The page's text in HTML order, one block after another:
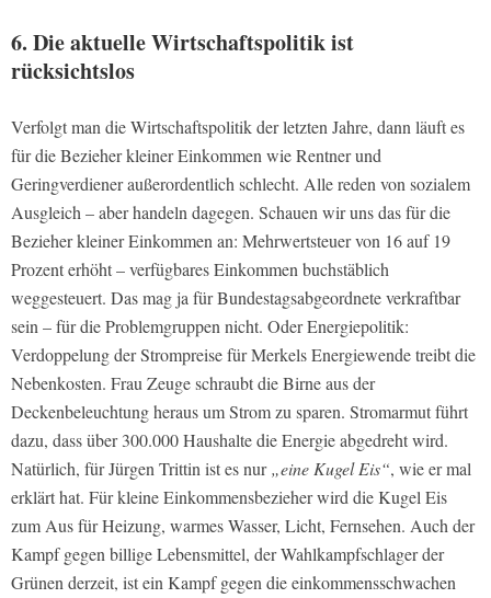
6. Die aktuelle Wirtschaftspolitik ist
rücksichtslos
Verfolgt man die Wirtschaftspolitik der letzten Jahre, dann läuft es
für die Bezieher kleiner Einkommen wie Rentner und
Geringverdiener außerordentlich schlecht. Alle reden von sozialem
Ausgleich – aber handeln dagegen. Schauen wir uns das für die
Bezieher kleiner Einkommen an: Mehrwertsteuer von 16 auf 19
Prozent erhöht – verfügbares Einkommen buchstäblich
weggesteuert. Das mag ja für Bundestagsabgeordnete verkraftbar
sein – für die Problemgruppen nicht. Oder Energiepolitik:
Verdoppelung der Strompreise für Merkels Energiewende treibt die
Nebenkosten. Frau Zeuge schraubt die Birne aus der
Deckenbeleuchtung heraus um Strom zu sparen. Stromarmut führt
dazu, dass über 300.000 Haushalte die Energie abgedreht wird.
Natürlich, für Jürgen Trittin ist es nur„eine Kugel Eis“, wie er mal
erklärt hat. Für kleine Einkommensbezieher wird die Kugel Eis
zum Aus für Heizung, warmes Wasser, Licht, Fernsehen. Auch der
Kampf gegen billige Lebensmittel, der Wahlkampfschlager der
Grünen derzeit, ist ein Kampf gegen die einkommensschwachen